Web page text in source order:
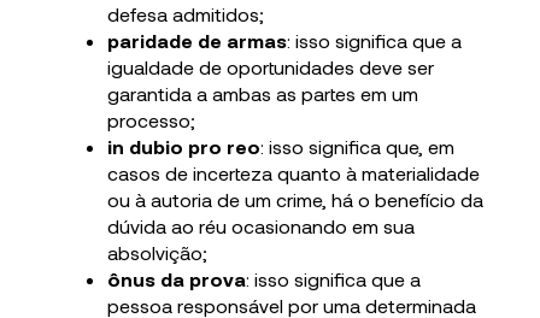
defesa admitidos;
paridade de armas: isso significa que a
igualdade de oportunidades deve ser
garantida a ambas as partes em um
processo;
in dubio pro reo: isso significa que, em
casos de incerteza quanto à materialidade
ou à autoria de um crime, há o benefício da
dúvida ao réu ocasionando em sua
absolvição;
ônus da prova: isso significa que a
pessoa responsável por uma determinada